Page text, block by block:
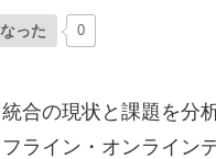
った 0
合の現状と課題を分
ライン・オンライン